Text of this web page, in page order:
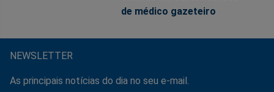
de médico gazeteiro
NEWSLETTER
As principais notícias do dia no seu e-mail.